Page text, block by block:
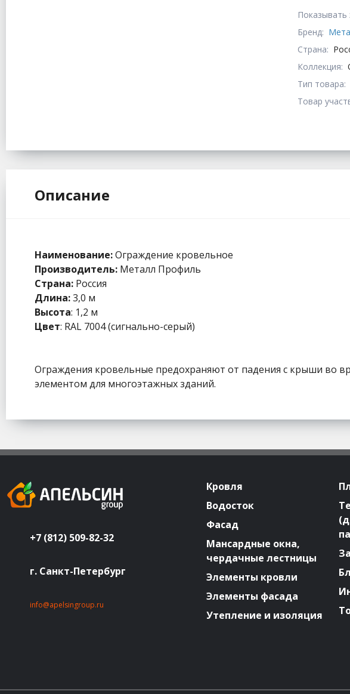
Бренд:
Страна:
Коллекция:
Тип товара:
Товар
Описание
Наименование:Ограждение кровельное
Производитель: Металл Профиль
Страна: Россия
Длина:3,0 м
Высота: 1,2 м
Цвет: RAL 7004 (сигнально-серый)
Ограждения кровельные предохраняют от падения с крыши во
элементом для многоэтажных зданий.
+7 (812) 509-82-32
г. Санкт-Петербург
info@apelsingroup.ru
Кровля
Водосток
Фасад
Мансардные окна,
чердачные лестницы
Элементы кровли
Элементы фасада
Утепление и изоляция